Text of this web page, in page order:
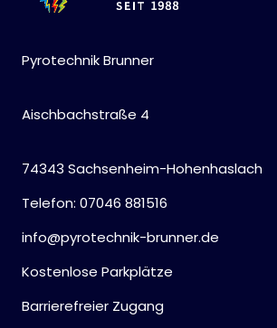
Pyrotechnik Brunner
Aischbachstraße 4
74343 Sachsenheim-Hohenhaslach
Telefon: 07046 881516
info@pyrotechnik-brunner.de
Kostenlose Parkplätze
Barrierefreier Zugang